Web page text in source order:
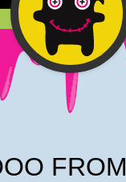
FROM